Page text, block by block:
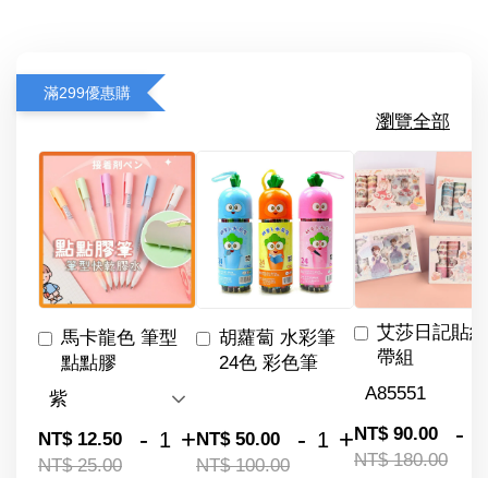
滿299優惠購
瀏覽全部
馬卡龍色 筆型
點點膠
NT$ 12.50
NT$ 25.00
- +
胡蘿蔔 水彩筆
24色 彩色筆
NT$ 50.00
NT$ 100.00
- +
艾莎日記貼
帶組
NT$ 90.00
NT$ 180.00
-